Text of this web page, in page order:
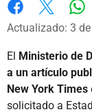
Facebook
X
Actualizado: 3
El Ministerio de
a un artículo
New York Times
solicitado a